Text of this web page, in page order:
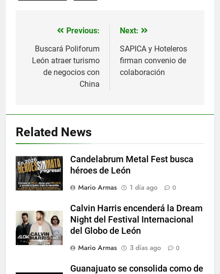
Navegación
de
entradas
Previous:
Buscará Poliforum
León atraer turismo
de negocios con
China
Next:
SAPICA y Hoteleros
firman convenio de
colaboración
Related News
Candelabrum Metal Fest busca
héroes de León
Mario Armas
1 día ago 0
Calvin Harris encenderá la Dream
Night del Festival Internacional
del Globo de León
Mario Armas
3 días ago 0
Guanajuato se consolida como de